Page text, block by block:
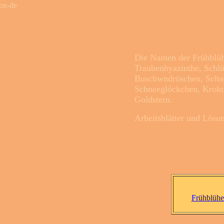
Die Namen der
Traubenhyazinthe,
Buschwndröschen,
Schneeglöckchen,
Goldstern.
Arbeitsblätter und